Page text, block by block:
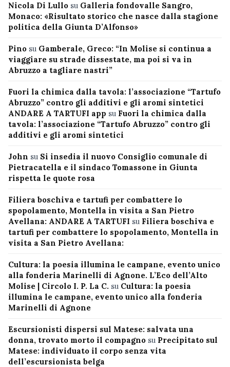
Nicola Di Lullo su Galleria fondovalle Sangro,
Monaco: «Risultato storico che nasce dalla stagione
politica della Giunta D’Alfonso»
Pino su Gamberale, Greco: “In Molise si continua a
viaggiare su strade dissestate, ma poi si va in
Abruzzo a tagliare nastri”
Fuori la chimica dalla tavola: l’associazione “Tartufo
Abruzzo” contro gli additivi e gli aromi sintetici
ANDARE A TARTUFI app su Fuori la chimica dalla
tavola: l’associazione “Tartufo Abruzzo” contro gli
additivi e gli aromi sintetici
John su Si insedia il nuovo Consiglio comunale di
Pietracatella e il sindaco Tomassone in Giunta
rispetta le quote rosa
Filiera boschiva e tartufi per combattere lo
spopolamento, Montella in visita a San Pietro
Avellana: ANDARE A TARTUFI su Filiera boschiva e
tartufi per combattere lo spopolamento, Montella in
visita a San Pietro Avellana:
Cultura: la poesia illumina le campane, evento unico
alla fonderia Marinelli di Agnone. L’Eco dell’Alto
Molise | Circolo I. P. La C. su Cultura: la poesia
illumina le campane, evento unico alla fonderia
Marinelli di Agnone
Escursionisti dispersi sul Matese: salvata una
donna, trovato morto il compagno su Precipitato sul
Matese: individuato il corpo senza vita
dell’escursionista belga